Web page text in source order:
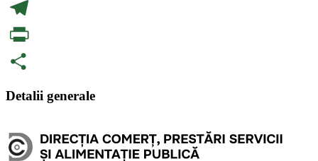
LinkedIn
Telegram
PrintFriendly
Partajează
Detalii generale